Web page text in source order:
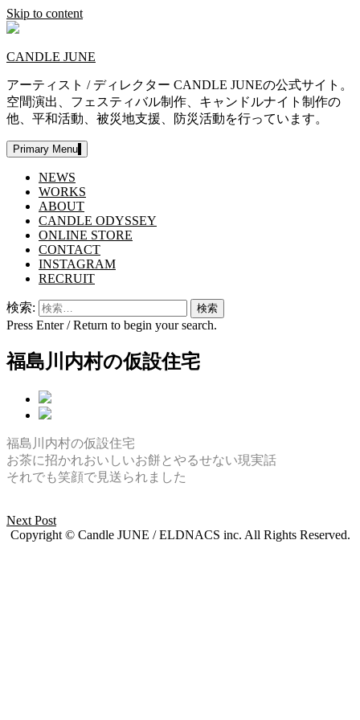
Skip to content
CANDLE JUNE
アーティスト / ディレクター CANDLE JUNEの公式サイト。
空間演出、フェスティバル制作、キャンドルナイト制作の
他、平和活動、被災地支援、防災活動を行っています。
Primary Menu
NEWS
WORKS
ABOUT
CANDLE ODYSSEY
ONLINE STORE
CONTACT
INSTAGRAM
RECRUIT
検索:
Press Enter / Return to begin your search.
福島川内村の仮設住宅
福島川内村の仮設住宅
お茶に招かれおいしいお餅とやるせない現実話
それでも笑顔で見送られました
Next Post
Copyright © Candle JUNE / ELDNACS inc. All Rights Reserved.